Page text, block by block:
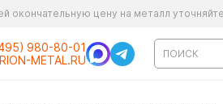
окончательную цену на металл
980-80-01
METAL.RU